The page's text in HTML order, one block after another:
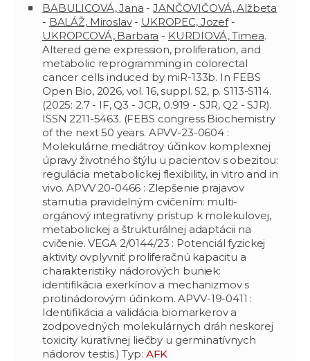
BABULICOVÁ, Jana -JANČOVIČOVÁ, Alžbeta
- BALÁŽ, Miroslav- UKROPEC, Jozef-
UKROPCOVÁ, Barbara - KURDIOVÁ, Timea.
Altered gene expression, proliferation, and
metabolic reprogramming in colorectal
cancer cells induced by miR-133b. In FEBS
Open Bio, 2026, vol. 16, suppl. S2, p. S113-S114.
(2025: 2.7 - IF, Q3 - JCR, 0.919 - SJR, Q2 - SJR).
ISSN 2211-5463. (FEBS congress Biochemistry
of the next 50 years. APVV-23-0604 :
Molekulárne mediátroy účinkov komplexnej
úpravy životného štýlu u pacientov s obezitou:
regulácia metabolickej flexibility, in vitro and in
vivo. APVV 20-0466 : Zlepšenie prajavov
starnutia pravidelným cvičením: multi-
orgánový integratívny prístup k molekulovej,
metabolickej a štrukturálnej adaptácii na
cvičenie. VEGA 2/0144/23 : Potenciál fyzickej
aktivity ovplyvniť proliferačnú kapacitu a
charakteristiky nádorových buniek:
identifikácia exerkínov a mechanizmov s
protinádorovým účinkom. APVV-19-0411 :
Identifikácia a validácia biomarkerov a
zodpovedných molekulárnych dráh neskorej
toxicity kuratívnej liečby u germinatívnych
nádorov testis.) Typ: AFK